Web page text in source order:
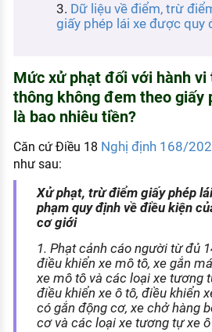
Đặc trưng từng nghề
XÂY DỰNG VÀ PHÁT TRIỂN ĐỘI
NHÂN SỰ
TUYỂN DỤNG VIỆC LÀM
Dữ liệu về điểm, trừ
giấy phép lái xe được quy
Mức xử phạt đối với hành vi
thông không đem theo giấy
là bao nhiêu tiền?
Căn cứ Điều 18 Nghị định 168/
như sau:
Xử phạt, trừ điểm giấy phép
phạm quy định về điều kiện
cơ giới
1. Phạt cảnh cáo người từ đủ
điều khiển xe mô tô, xe gắn
xe mô tô và các loại xe tương
điều khiển xe ô tô, điều khiển
có gắn động cơ, xe chở hàng
cơ và các loại xe tương tự xe ô